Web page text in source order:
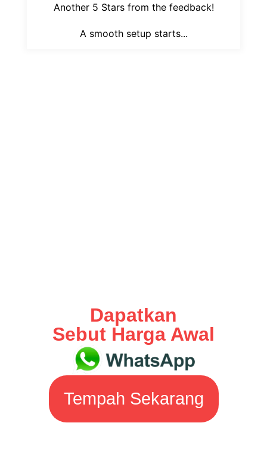
Another 5 Stars from the feedback!
A smooth setup starts...
Dapatkan
Sebut Harga Awal
Tempah Sekarang